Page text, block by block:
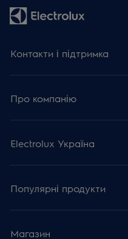
Контакти і підтримка
Про компанію
Electrolux Україна
Популярні продукти
Магазин